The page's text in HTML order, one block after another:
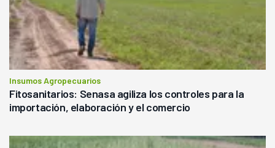
Insumos Agropecuarios
Fitosanitarios: Senasa agiliza los controles para la
importación, elaboración y el comercio